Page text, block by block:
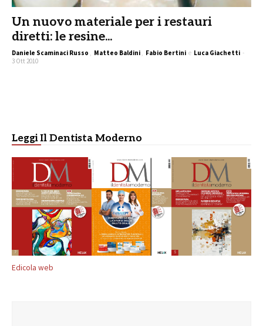
Un nuovo materiale per i restauri
diretti: le resine...
Daniele Scaminaci Russo , Matteo Baldini , Fabio Bertini e Luca Giachetti -
3 Ott 2010
Leggi Il Dentista Moderno
Edicola web